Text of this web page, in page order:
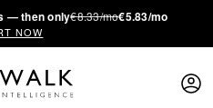
— then only€8.33/mo€5.83/mo
NOW